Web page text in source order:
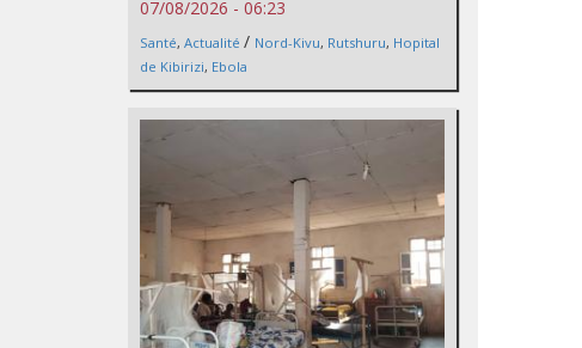
07/08/2026 - 06:23
Santé, Actualité / Nord-Kivu, Rutshuru, Hopital
de Kibirizi, Ebola